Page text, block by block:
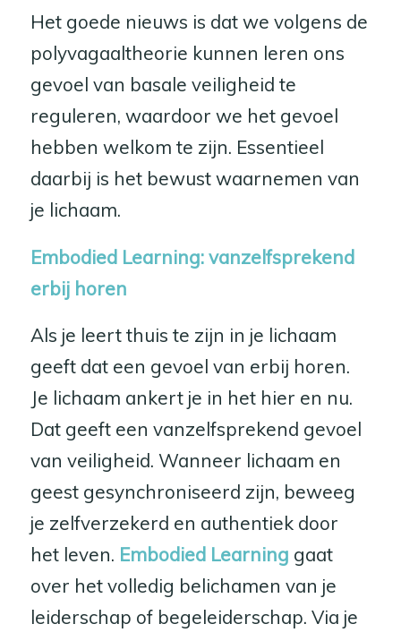
Het goede nieuws is dat we volgens de
polyvagaaltheorie kunnen leren ons
gevoel van basale veiligheid te
reguleren, waardoor we het gevoel
hebben welkom te zijn. Essentieel
daarbij is het bewust waarnemen van
je lichaam.
Embodied Learning: vanzelfsprekend
erbij horen
Als je leert thuis te zijn in je lichaam
geeft dat een gevoel van erbij horen.
Je lichaam ankert je in het hier en nu.
Dat geeft een vanzelfsprekend gevoel
van veiligheid. Wanneer lichaam en
geest gesynchroniseerd zijn, beweeg
je zelfverzekerd en authentiek door
het leven. Embodied Learning gaat
over het volledig belichamen van je
leiderschap of begeleiderschap. Via je